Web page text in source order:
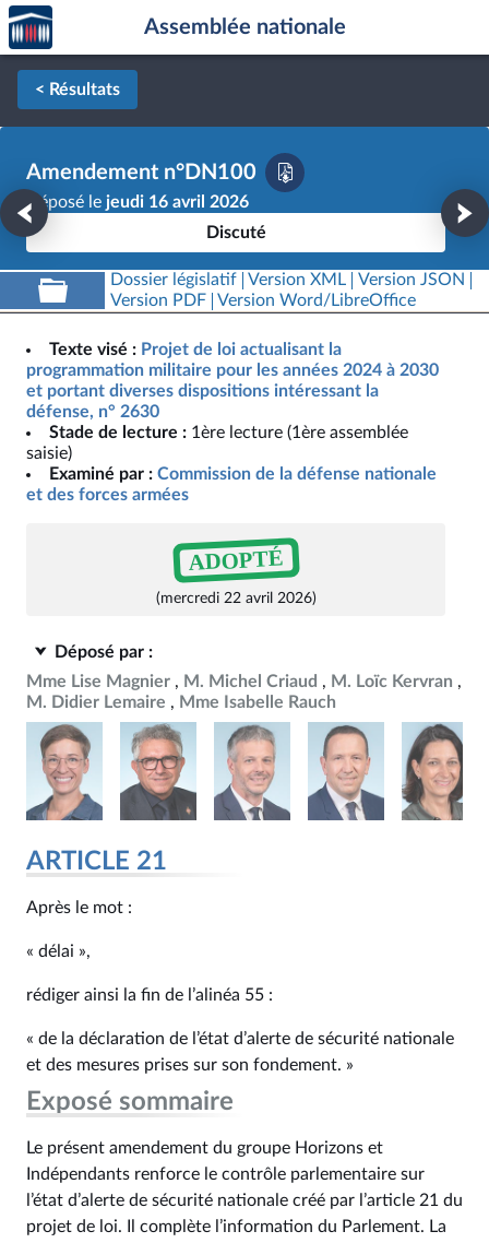
Aller au contenu
Aller en bas de la page
Accèder
à la
page
d'accueil
Assemblée nationale
< Résultats
Amendement n°DN100
Déposé le jeudi 16 avril 2026
Discuté
Dossier législatif Version XML
Version JSON
Version PDF
Version Word/LibreOffice
Texte visé : Projet de loi actualisant la
programmation militaire pour les années 2024 à 2030
et portant diverses dispositions intéressant la
défense, n° 2630
Stade de lecture : 1ère lecture (1ère assemblée
saisie)
Examiné par : Commission de la défense nationale
et des forces armées
ADOPTÉ
(mercredi 22 avril 2026)
Déposé par :
Mme Lise Magnier
M. Michel Criaud
M. Loïc Kervran
M. Didier Lemaire
Mme Isabelle Rauch
ARTICLE 21
Après le mot :
« délai »,
rédiger ainsi la fin de l’alinéa 55 :
« de la déclaration de l’état d’alerte de sécurité nationale
et des mesures prises sur son fondement. »
Exposé sommaire
Le présent amendement du groupe Horizons et
Indépendants renforce le contrôle parlementaire sur
l’état d’alerte de sécurité nationale créé par l’article 21 du
projet de loi. Il complète l’information du Parlement. La